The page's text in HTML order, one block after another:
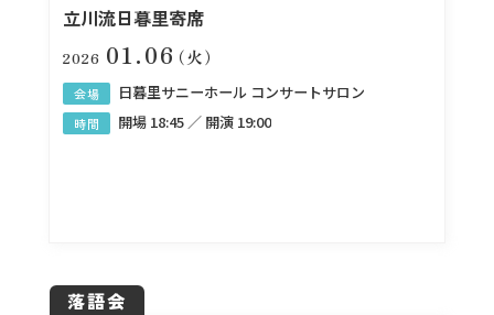
立川流日暮里寄席
2026 01.06（火）
会場 日暮里サニーホール コンサートサロン
時間 開場 18:45 ／ 開演 19:00
落語会